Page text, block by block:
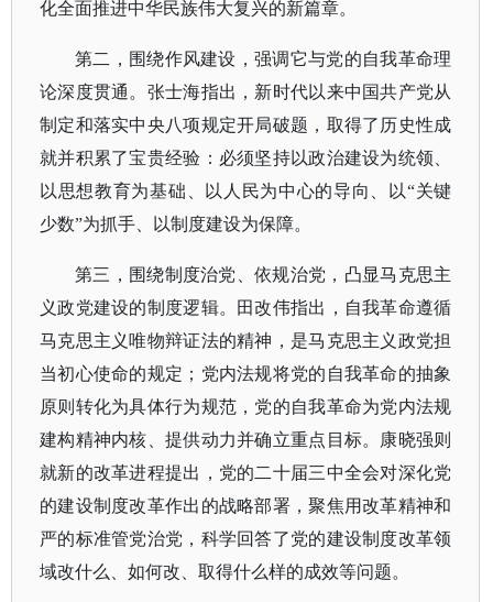
化全面推进中华民族伟大复兴的新篇章。
第二，围绕作风建设，强调它与党的自我革命理
论深度贯通。张士海指出，新时代以来中国共产党从
制定和落实中央八项规定开局破题，取得了历史性成
就并积累了宝贵经验：必须坚持以政治建设为统领、
以思想教育为基础、以人民为中心的导向、以“关键
少数”为抓手、以制度建设为保障。
第三，围绕制度治党、依规治党，凸显马克思主
义政党建设的制度逻辑。田改伟指出，自我革命遵循
马克思主义唯物辩证法的精神，是马克思主义政党担
当初心使命的规定；党内法规将党的自我革命的抽象
原则转化为具体行为规范，党的自我革命为党内法规
建构精神内核、提供动力并确立重点目标。康晓强则
就新的改革进程提出，党的二十届三中全会对深化党
的建设制度改革作出的战略部署，聚焦用改革精神和
严的标准管党治党，科学回答了党的建设制度改革领
域改什么、如何改、取得什么样的成效等问题。